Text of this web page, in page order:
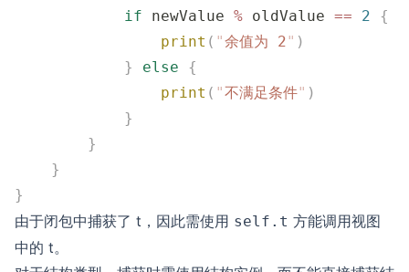
            if
newValue % oldValue == 2 {
                print
( "余值为 2" )
            }
else {
                print
( "不满足条件" )
            }
        }
    }
}
由于闭包中捕获了 t，因此需使用 self.t 方能调用视图
中的 t。